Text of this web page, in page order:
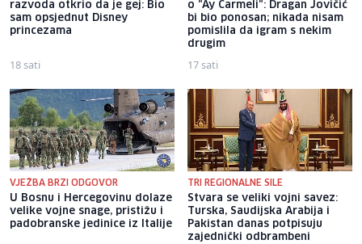
razvoda otkrio da je gej: Bio
sam opsjednut Disney
princezama
18 sati
o "Ay Carmeli": Dragan Jovičić
bi bio ponosan; nikada nisam
pomislila da igram s nekim
drugim
17 sati
VJEŽBA BRZI ODGOVOR
U Bosnu i Hercegovinu dolaze
velike vojne snage, pristižu i
padobranske jedinice iz Italije
TRI REGIONALNE SILE
Stvara se veliki vojni savez:
Turska, Saudijska Arabija i
Pakistan danas potpisuju
zajednički odbrambeni